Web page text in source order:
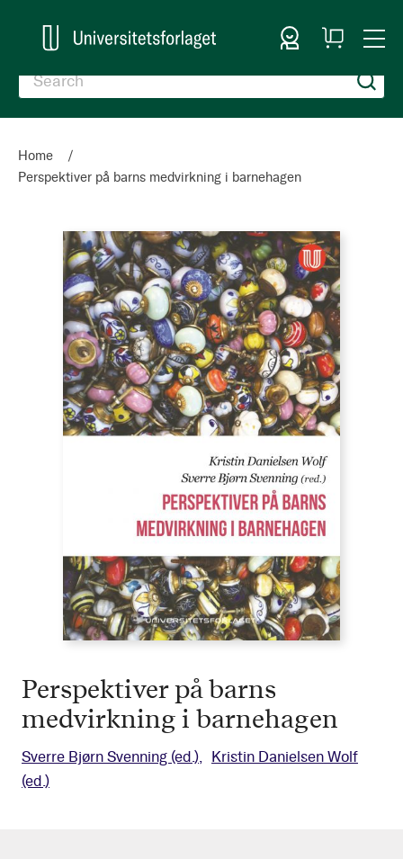
Sign In
My
Cart
Home
Perspektiver på barns medvirkning i barnehagen
Perspektiver på barns
medvirkning i barnehagen
Sverre Bjørn Svenning (ed.)
Kristin Danielsen Wolf
(ed.)